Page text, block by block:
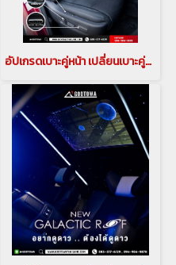
อัปเกรดเบาะคู่หน้า เปลี่ยนเบาะคู่หน้า ให้เป็นเบาะไฟฟ้า แบบตัวท็อป สำหรับรถ alphard vellfire 30 รุ่นปี 2015-2023